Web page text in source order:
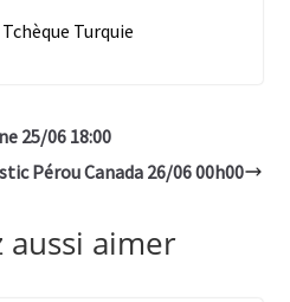
Turquie
25/06 18:00
Pérou Canada 26/06 00h00
aimer